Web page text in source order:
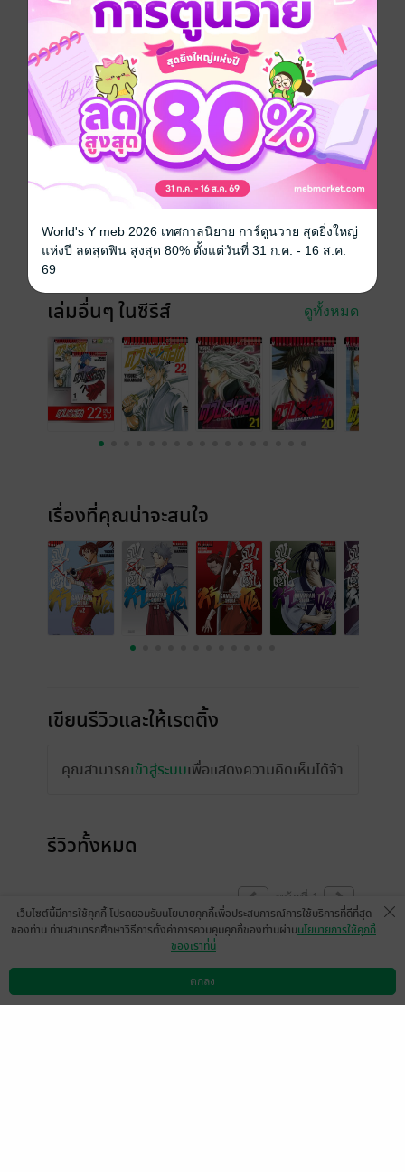
นากะออกมา เพื่อแสดงผลลัพธ์ของการฝึกฝนในช่วง 1 ปีที่
ผ่านมา!!
การ์ตูนญี่ปุ่น แอกชัน ย้อนยุค/พีเรียด
ซีรีส์ ดาบดีเดือด GAMARAN
ประเภทไฟล์ pdf
วันที่วางขาย 03 มิถุนายน 2559
ความยาว 196 หน้า
เล่มอื่นๆ ในซีรีส์ ดูทั้งหมด
เรื่องที่คุณน่าจะสนใจ
เขียนรีวิวและให้เรตติ้ง
คุณสามารถเข้าสู่ระบบเพื่อแสดงความคิดเห็นได้จ้า
รีวิวทั้งหมด
หน้าที่ 1
ดาวน์โหลดแอป วิธีการใช้งาน ติดต่อเรา
เว็บไซต์นี้มีการใช้คุกกี้ โปรดยอมรับนโยบายคุกกี้เพื่อประสบการณ์การใช้บริการที่ดีที่สุด
ของท่าน ท่านสามารถศึกษาวิธีการตั้งค่าการควบคุมคุกกี้ของท่านผ่านนโยบายการใช้คุกกี้
ของเราที่นี่
ตกลง
World's Y meb 2026 เทศกาลนิยาย การ์ตูนวาย สุดยิ่งใหญ่
แห่งปี ลดสุดฟิน สูงสุด 80% ตั้งแต่วันที่ 31 ก.ค. - 16 ส.ค.
69